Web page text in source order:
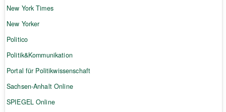
New York Times
New Yorker
Politico
Politik&Kommunikation
Portal für Politikwissenschaft
Sachsen-Anhalt Online
SPIEGEL Online